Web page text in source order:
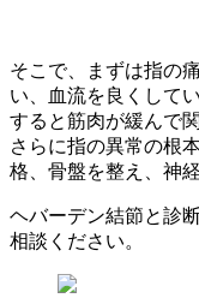
そこで、まずは指の
い、血流を良くして
すると筋肉が緩んで
さらに指の異常の根
格、骨盤を整え、神
ヘバーデン結節と診
相談ください。